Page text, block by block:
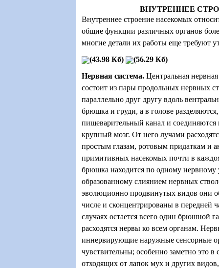
ВНУТРЕННЕЕ
Внутреннее строение насекомых
общие функции различных органов
многие детали их работы еще требуют
(43.98 Кб)
(56.29 Кб)
Нервная система. Центральная
состоит из пары продольных нервных
параллельно друг другу вдоль
брюшка и груди, а в голове
пищеварительный канал и соединяются
крупный мозг. От него лучами
простым глазам, ротовым придаткам и
примитивных насекомых почти в
брюшка находится по одному нервному
образованному слиянием нервных
эволюционно продвинутых видов они
числе и сконцентрированы в передней
случаях остается всего один брюшной
расходятся нервы ко всем органам.
иннервирующие наружные сенсорные
чувствительны; особенно заметно это в
отходящих от лапок мух и других